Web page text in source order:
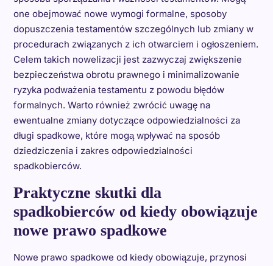
one obejmować nowe wymogi formalne, sposoby
dopuszczenia testamentów szczególnych lub zmiany w
procedurach związanych z ich otwarciem i ogłoszeniem.
Celem takich nowelizacji jest zazwyczaj zwiększenie
bezpieczeństwa obrotu prawnego i minimalizowanie
ryzyka podważenia testamentu z powodu błędów
formalnych. Warto również zwrócić uwagę na
ewentualne zmiany dotyczące odpowiedzialności za
długi spadkowe, które mogą wpływać na sposób
dziedziczenia i zakres odpowiedzialności
spadkobierców.
Praktyczne skutki dla
spadkobierców od kiedy obowiązuje
nowe prawo spadkowe
Nowe prawo spadkowe od kiedy obowiązuje, przynosi